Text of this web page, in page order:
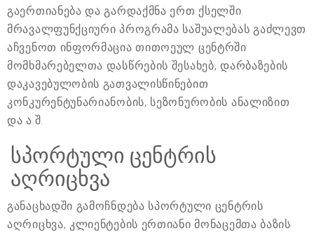
გაერთიანება და გარდაქმნა ერთ ქსელში.
მრავალფუნქციური პროგრამა საშუალებას გაძლევთ
აჩვენოთ ინფორმაცია თითოეულ ცენტრში
მომხმარებელთა დასწრების შესახებ, დარბაზების
დაკავებულობის გათვალისწინებით
კონკურენტუნარიანობის, სეზონურობის ანალიზით
და ა.შ.
სპორტული ცენტრის
აღრიცხვა
განაცხადში გამოჩნდება სპორტული ცენტრის
აღრიცხვა, კლიენტების ერთიანი მონაცემთა ბაზის